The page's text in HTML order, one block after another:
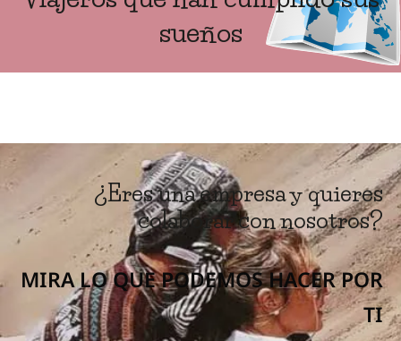
sueños
¿Eres una empresa y quieres
colaborar con nosotros?
MIRA LO QUE PODEMOS HACER POR
TI